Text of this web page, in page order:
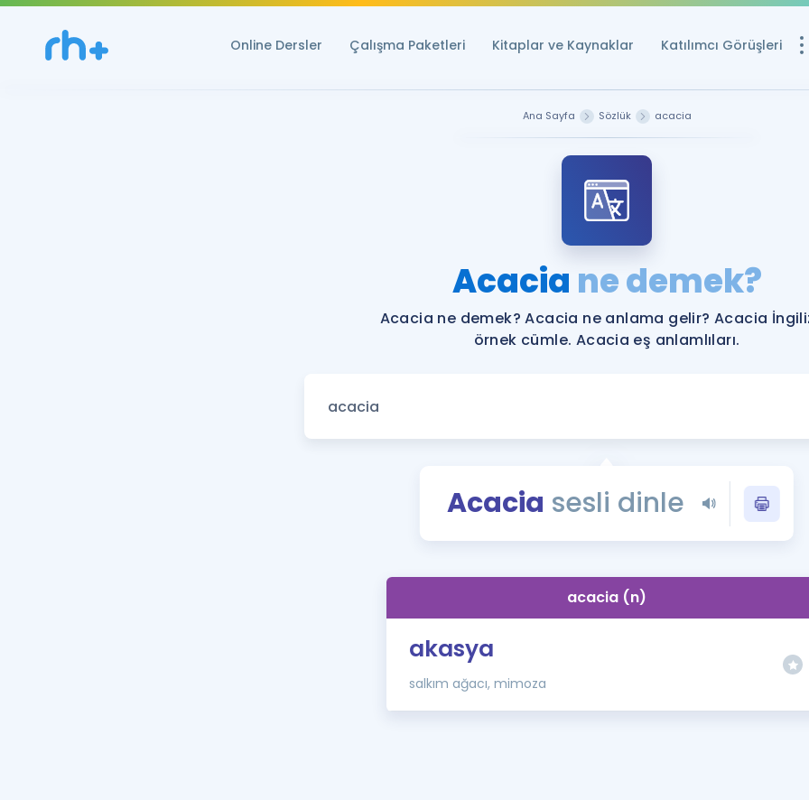
Online Dersler Çalışma Paketleri Kitaplar ve Kaynaklar Katılımcı Görüşleri
YDS ve YÖKDİL
Rehberlik Aracı
YDS ve
Tüm ÖSYM
YDS - YÖKDİL
İngilizce Gramer
Ana Sayfa Sözlük acacia
Acacia ne demek?
Acacia ne demek? Acacia ne anlama gelir? Acacia
örnek cümle. Acacia eş anlamlıları.
Acacia sesli dinle
acacia (n)
akasya
salkım ağacı, mimoza